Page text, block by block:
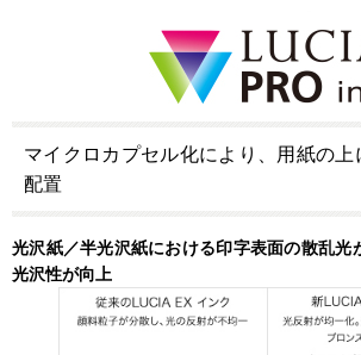
マイクロカプセル化により、用紙の上
配置
光沢紙／半光沢紙における印字表面の散乱光
光沢性が向上